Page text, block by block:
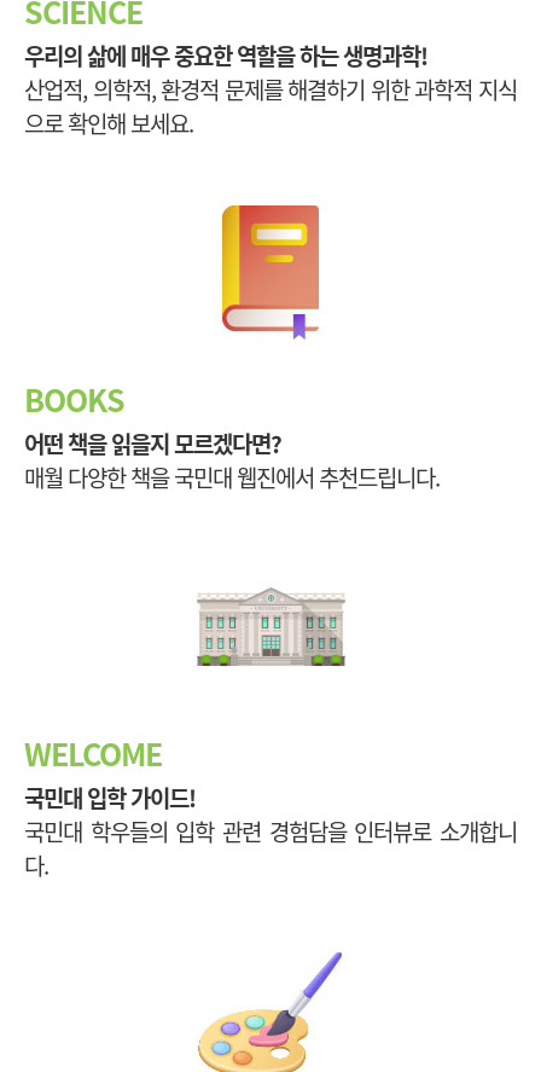
SCIENCE
우리의 삶에 매우 중요한 역할을 하는 생명과학!
산업적, 의학적, 환경적 문제를 해결하기 위한 과학적 지식
으로 확인해 보세요.
BOOKS
어떤 책을 읽을지 모르겠다면?
매월 다양한 책을 국민대 웹진에서 추천드립니다.
WELCOME
국민대 입학 가이드!
국민대 학우들의 입학 관련 경험담을 인터뷰로 소개합니
다.